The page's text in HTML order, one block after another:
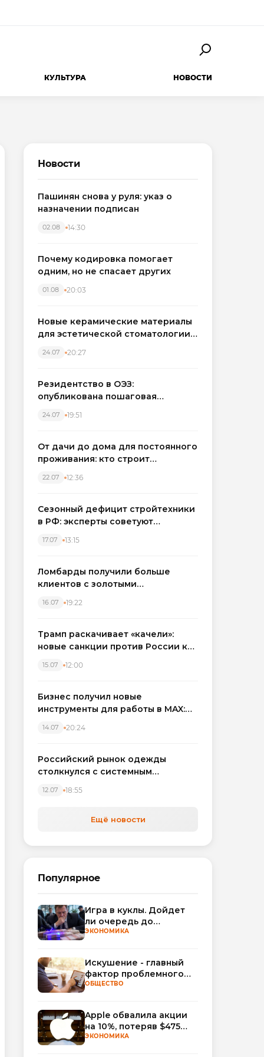
КУЛЬТУРА НОВОСТИ
Новости
Пашинян снова у руля: указ о
назначении подписан
02.08 14:30
Почему кодировка помогает
одним, но не спасает других
01.08 20:03
Новые керамические материалы
для эстетической стоматологии
24.07 20:27
Резидентство в ОЭЗ:
опубликована пошаговая
налоговых льгот для инвесторов
24.07 19:51
От дачи до дома для постоянного
проживания: кто строит
Западном регионе
22.07 12:36
Сезонный дефицит стройтехники
в РФ: эксперты советуют
17.07 13:15
Ломбарды получили больше
клиентов с золотыми
вырос на фоне подорожания
16.07 19:22
Трамп раскачивает «качели»:
новые санкции против России как
15.07 12:00
Бизнес получил новые
инструменты для работы в MAX:
автоматизируют обработку
14.07 20:24
Российский рынок одежды
столкнулся с системным
12.07 18:55
Ещё новости
Популярное
Игра в куклы. Дойдет
ли очередь до
Миллера?
ЭКОНОМИКА
Искушение - главный
фактор проблемного
использования
ОБЩЕСТВО
Apple обвалила акции
на 10%, потеряв $475
млрд капитализации
ЭКОНОМИКА